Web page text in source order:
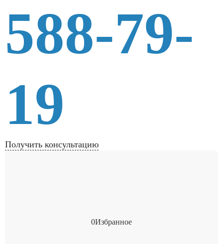
588-79-
19
Получить консультацию
0Избранное